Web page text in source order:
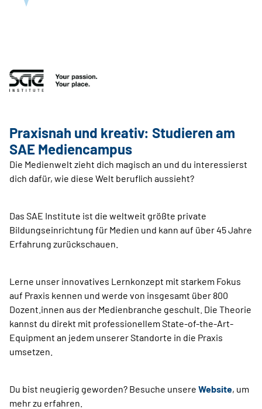
Praxisnah und kreativ: Studieren am
SAE Mediencampus
Die Medienwelt zieht dich magisch an und du interessierst
dich dafür, wie diese Welt beruflich aussieht?
Das SAE Institute ist die weltweit größte private
Bildungseinrichtung für Medien und kann auf über 45 Jahre
Erfahrung zurückschauen.
Lerne unser innovatives Lernkonzept mit starkem Fokus
auf Praxis kennen und werde von insgesamt über 800
Dozent.innen aus der Medienbranche geschult. Die Theorie
kannst du direkt mit professionellem State-of-the-Art-
Equipment an jedem unserer Stand­orte in die Praxis
umsetzen.
Du bist neugierig geworden? Besuche unsere Website, um
mehr zu erfahren.